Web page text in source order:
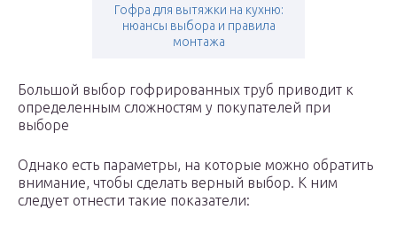
Гофра для вытяжки на кухню:
нюансы выбора и правила
монтажа
Большой выбор гофрированных труб приводит к
определенным сложностям у покупателей при
выборе
Однако есть параметры, на которые можно обратить
внимание, чтобы сделать верный выбор. К ним
следует отнести такие показатели: